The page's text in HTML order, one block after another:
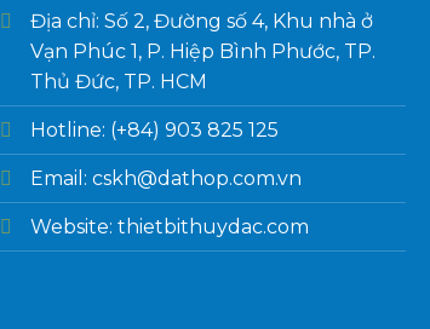
Địa chỉ: Số 2, Đường số 4, Khu nhà ở
Vạn Phúc 1, P. Hiệp Bình Phước, TP.
Thủ Đức, TP. HCM
Hotline: (+84) 903 825 125
Email: cskh@dathop.com.vn
Website: thietbithuydac.com